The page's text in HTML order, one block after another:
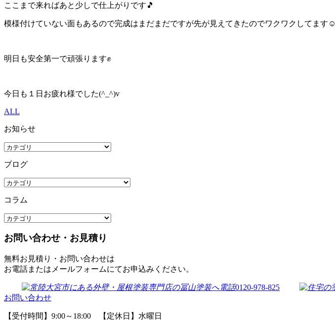
ここまで来ればあと少しで仕上がりです🎵
模様付けていない面もあるので完成はまだまだですが先が見えてきたのでワクワクしてます☺
明日も安全第一で頑張ります✊
今日も１日お疲れ様でした(^_^)v
ALL
お知らせ
ブログ
コラム
お問い合わせ・お見積り
無料お見積り・お問い合わせは
お電話またはメールフォームにてお申込みください。
0120-978-825
お問い合わせ
【受付時間】9:00～18:00 【定休日】水曜日